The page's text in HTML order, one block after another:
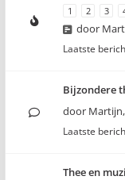
1 2 3
door
Laatste
Bijzondere
door Martijn,
Laatste
Thee en